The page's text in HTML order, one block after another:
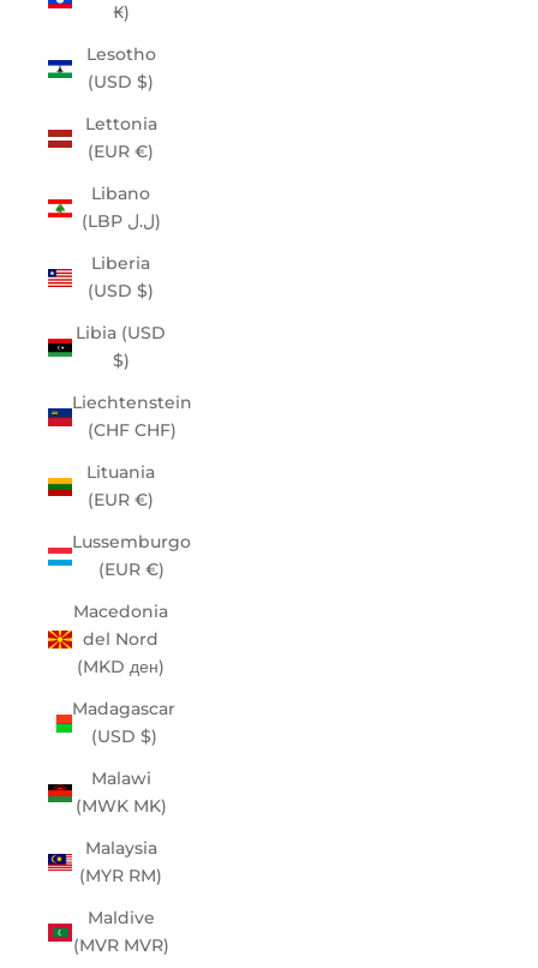
₭)
Lesotho
(USD $)
Lettonia
(EUR €)
Libano
(LBP ل.ل)
Liberia
(USD $)
Libia (USD
$)
Liechtenstein
(CHF CHF)
Lituania
(EUR €)
Lussemburgo
(EUR €)
Macedonia
del Nord
(MKD ден)
Madagascar
(USD $)
Malawi
(MWK MK)
Malaysia
(MYR RM)
Maldive
(MVR MVR)